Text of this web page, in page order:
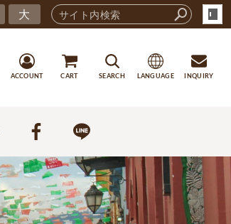
大
ACCOUNT CART SEARCH LANGUAGE INQUIRY